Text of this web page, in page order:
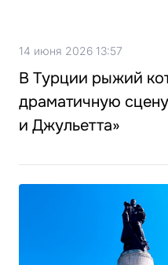
14 июня 2026 13:57
В Турции рыжий
драматичную
и Джульетта»